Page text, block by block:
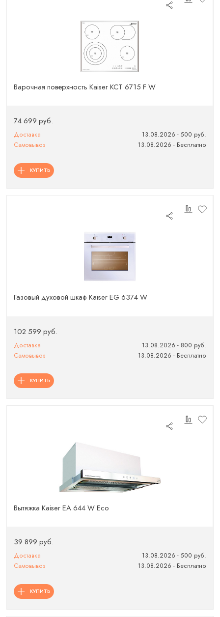
Варочная поверхность Kaiser KCT 6715 F W
74 699 руб.
Доставка
13.08.2026 - 500 руб.
Самовывоз
13.08.2026 - Бесплатно
КУПИТЬ
Газовый духовой шкаф Kaiser EG 6374 W
102 599 руб.
Доставка
13.08.2026 - 800 руб.
Самовывоз
13.08.2026 - Бесплатно
КУПИТЬ
Вытяжка Kaiser EA 644 W Eco
39 899 руб.
Доставка
13.08.2026 - 500 руб.
Самовывоз
13.08.2026 - Бесплатно
КУПИТЬ